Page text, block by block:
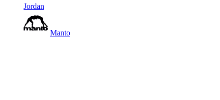
Jordan
Manto